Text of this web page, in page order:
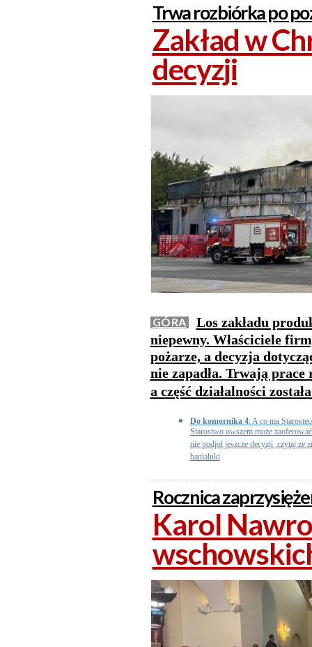
Trwa rozbiórka po
Zakład w
decyzji
GÓRA
Los zakładu
niepewny. Właściciele
pożarze, a decyzja
nie zapadła. Trwają
a część działalności
Do komornika 4: A co ma
Starostwo owszem może
nie podjol jeszcze decyzji ,czytaj ze
banialuki
Rocznica
Karol